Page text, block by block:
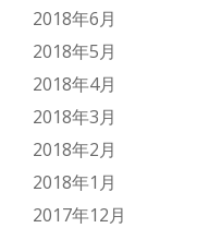
2018年6月
2018年5月
2018年4月
2018年3月
2018年2月
2018年1月
2017年12月